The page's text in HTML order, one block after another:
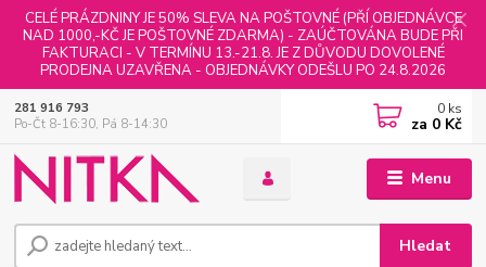
CELÉ PRÁZDNINY JE 50% SLEVA NA POŠTOVNÉ (PŘÍ OBJEDNÁVCE
NAD 1000,-KČ JE POŠTOVNÉ ZDARMA) - ZAÚČTOVÁNA BUDE PŘI
FAKTURACI - V TERMÍNU 13.-21.8. JE Z DŮVODU DOVOLENÉ
PRODEJNA UZAVŘENA - OBJEDNÁVKY ODEŠLU PO 24.8.2026
Menu
Hledat
281 916 793
Po-Čt 8-16:30, Pá 8-14:30
0 ks
za 0 Kč